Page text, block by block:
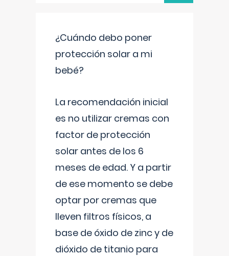
¿Cuándo debo poner
protección solar a mi
bebé?
La recomendación inicial
es no utilizar cremas con
factor de protección
solar antes de los 6
meses de edad. Y a partir
de ese momento se debe
optar por cremas que
lleven filtros físicos, a
base de óxido de zinc y de
dióxido de titanio para